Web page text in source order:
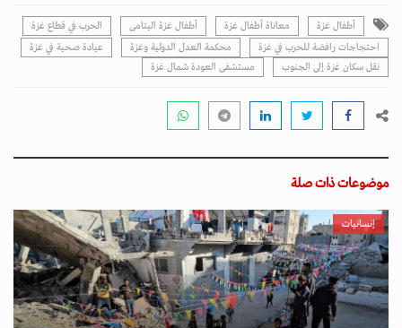
أطفال غزة معاناة أطفال غزة أطفال غزة اليتامى
الحرب في قطاع غزة
احتجاجات رافضة للحرب في غزة
محكمة العدل الدولية وغزة
عيادة صحية في غزة
نقل سكان غزة إلى الجنوب
مستشفى العودة شمال غزة
موضوعات ذات صلة
إنسانيات